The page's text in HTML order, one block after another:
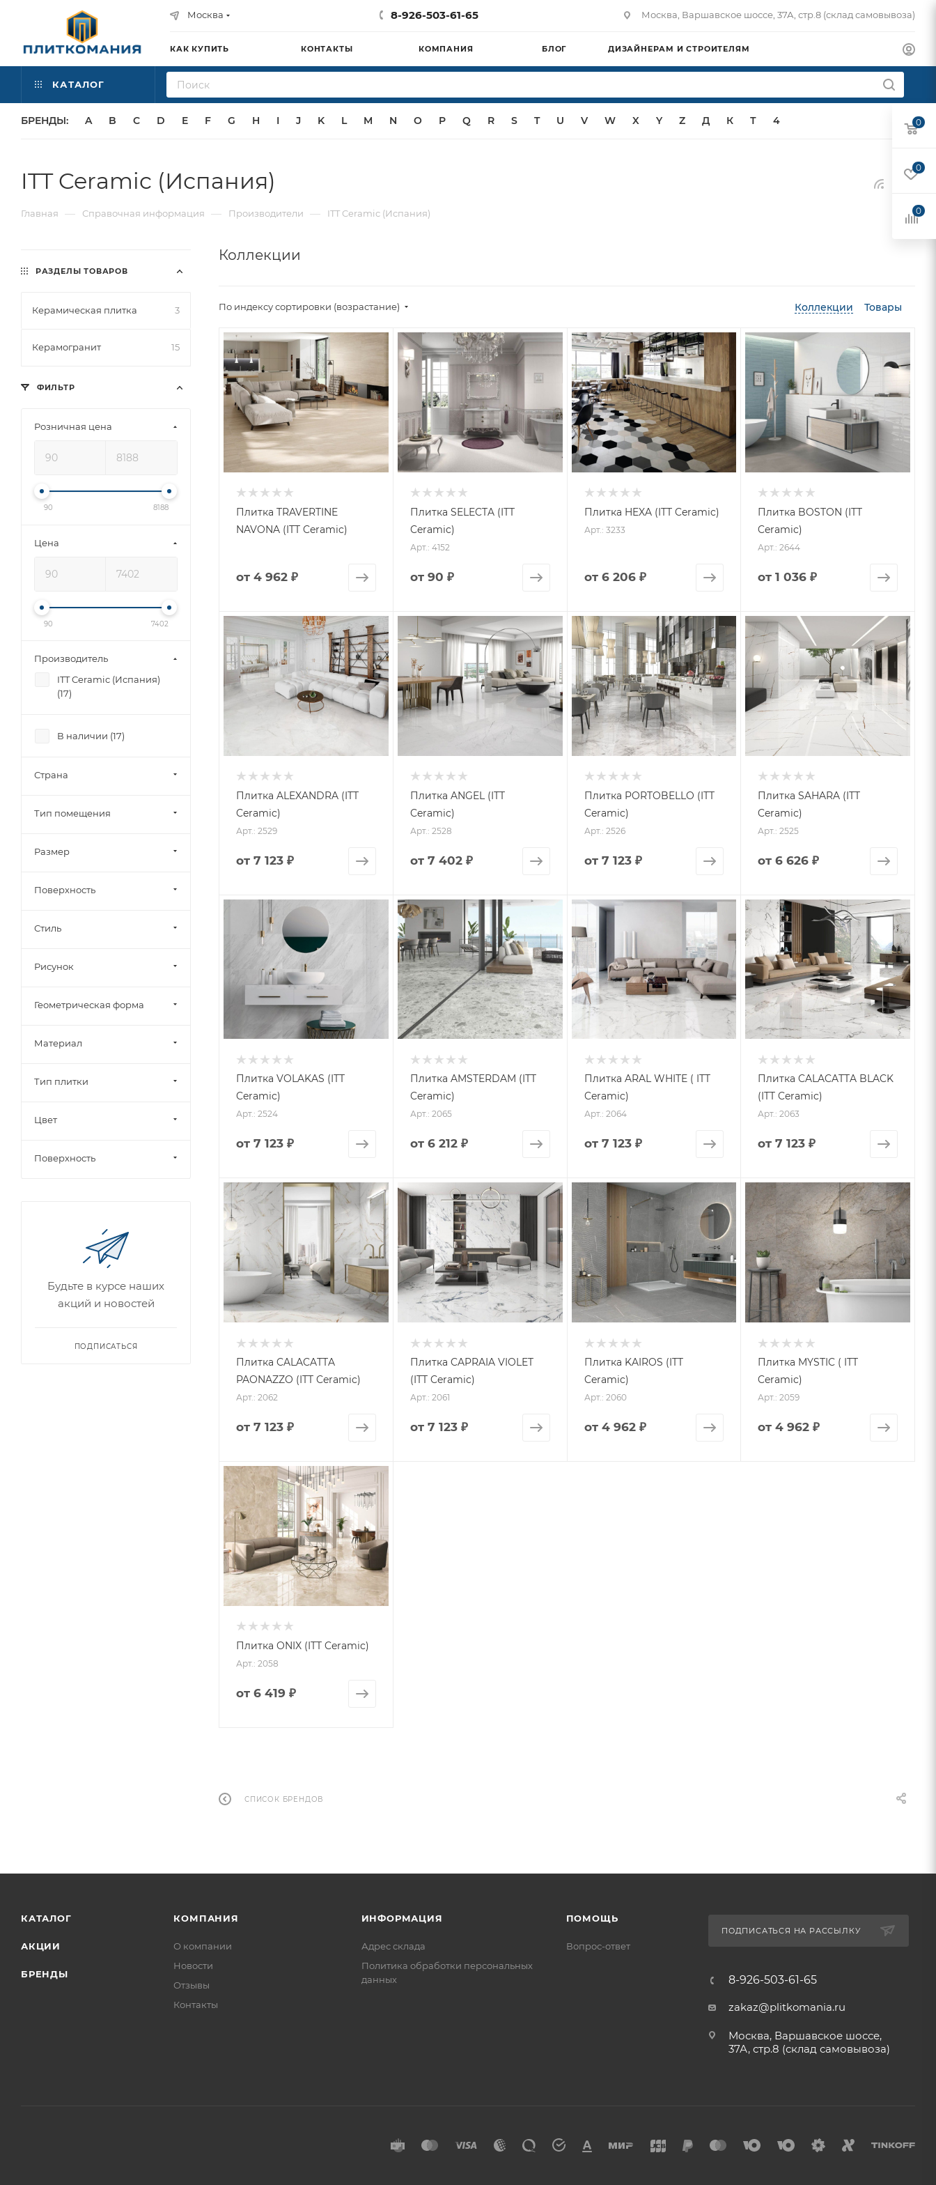
Москва 8-926-503-61-65 Москва, Варшавское шоссе, 37А, стр.8 (склад самовывоза)
КАК КУПИТЬ КОНТАКТЫ КОМПАНИЯ БЛОГ ДИЗАЙНЕРАМ И СТРОИТЕЛЯМ
КАТАЛОГ
БРЕНДЫ: A B C D E F G H I J K L M N O P Q R S T U V W X Y Z Д К Т 4
ITT Ceramic (Испания)
Главная — Справочная информация — Производители — ITT Ceramic (Испания)
Коллекции
По индексу сортировки (возрастание) Коллекции Товары
Плитка TRAVERTINE
NAVONA (ITT Ceramic)
от 4 962 ₽
Плитка SELECTA (ITT
Ceramic)
Арт.: 4152
от 90 ₽
Плитка HEXA (ITT Ceramic)
Арт.: 3233
от 6 206 ₽
Плитка BOSTON (ITT
Ceramic)
Арт.: 2644
от1 036 ₽
Плитка ALEXANDRA (ITT
Ceramic)
Арт.: 2529
от 7 123 ₽
Плитка ANGEL (ITT
Ceramic)
Арт.: 2528
от 7 402 ₽
Плитка PORTOBELLO (ITT
Ceramic)
Арт.: 2526
от 7 123 ₽
Плитка SAHARA (ITT
Ceramic)
Арт.: 2525
от6 626 ₽
Плитка VOLAKAS (ITT
Ceramic)
Арт.: 2524
от 7 123 ₽
Плитка AMSTERDAM (ITT
Ceramic)
Арт.: 2065
от 6 212 ₽
Плитка ARAL WHITE ( ITT
Ceramic)
Арт.: 2064
от 7 123 ₽
Плитка CALACATTA BLACK
(ITT Ceramic)
Арт.: 2063
от7 123 ₽
Плитка CALACATTA
PAONAZZO (ITT Ceramic)
Арт.: 2062
от 7 123 ₽
Плитка CAPRAIA VIOLET
(ITT Ceramic)
Арт.: 2061
от 7 123 ₽
Плитка KAIROS (ITT
Ceramic)
Арт.: 2060
от 4 962 ₽
Плитка MYSTIC ( ITT
Ceramic)
Арт.: 2059
от4 962 ₽
Плитка ONIX (ITT Ceramic)
Арт.: 2058
от 6 419 ₽
СПИСОК БРЕНДОВ
РАЗДЕЛЫ ТОВАРОВ
Керамическая плитка 3
Керамогранит 15
ФИЛЬТР
Розничная цена
90 8188
Цена
90 7402
Производитель
ITT Ceramic (Испания)
(17)
В наличии (17)
Страна
Тип помещения
Размер
Поверхность
Стиль
Рисунок
Геометрическая форма
Материал
Тип плитки
Цвет
Поверхность
Будьте в курсе наших
акций и новостей
ПОДПИСАТЬСЯ
КАТАЛОГ
АКЦИИ
БРЕНДЫ
КОМПАНИЯ
О компании
Новости
Отзывы
Контакты
ИНФОРМАЦИЯ
Адрес склада
Политика обработки персональных
данных
ПОМОЩЬ
Вопрос-ответ
ПОДПИСАТЬСЯ НА РАССЫЛКУ
8-926-503-61-65
zakaz@plitkomania.ru
Москва, Варшавское шоссе,
37А, стр.8 (склад самовывоза)
0
0
0